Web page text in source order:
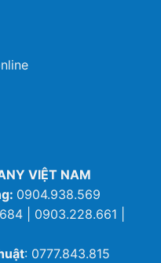
VIỆT NAM
0904.938.569
| 0903.228.661 |
: 0777.843.815